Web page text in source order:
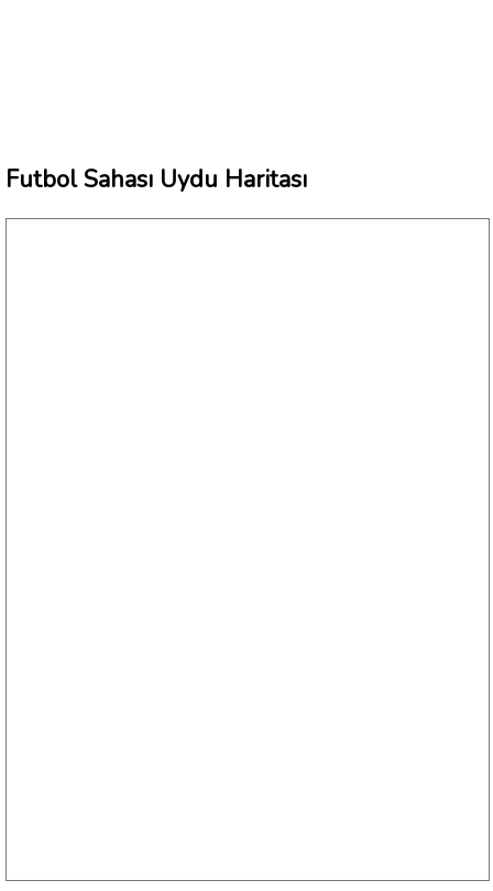
Futbol Sahası Uydu Haritası